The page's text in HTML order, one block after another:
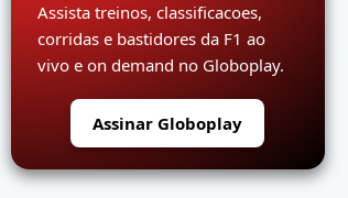
Assista treinos, classificacoes,
corridas e bastidores da F1 ao
vivo e on demand no Globoplay.
Assinar Globoplay